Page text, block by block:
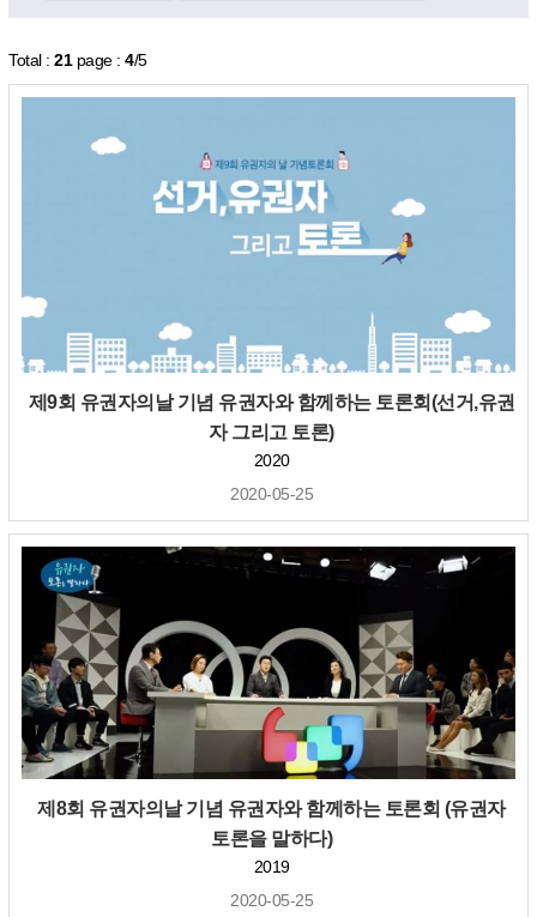
Total : 21 page : 4/5
제9회 유권자의날 기념 유권자와 함께하는 토론회(선거,유권
자 그리고 토론)
2020
2020-05-25
제8회 유권자의날 기념 유권자와 함께하는 토론회 (유권자
토론을 말하다)
2019
2020-05-25